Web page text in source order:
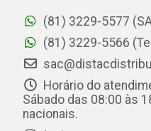
(81) 3229-5577
(81) 3229-5566
Horário do
Sábado das 08:00 às
nacionais.